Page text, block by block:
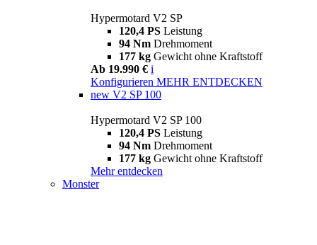
Hypermotard V2 SP
120,4 PS Leistung
94 Nm Drehmoment
177 kg Gewicht ohne Kraftstoff
Ab 19.990 € i
Konfigurieren MEHR ENTDECKEN
new V2 SP 100
Hypermotard V2 SP 100
120,4 PS Leistung
94 Nm Drehmoment
177 kg Gewicht ohne Kraftstoff
Mehr entdecken
Monster